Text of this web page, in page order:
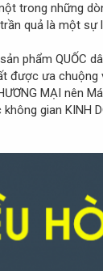
trong những
quả là một
phẩm QUỐC
được ưa
MẠI nên
gian KINH